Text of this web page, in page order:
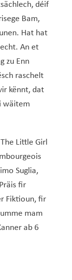
– Antenne
« Quartiers
« Nouveau
déif
Bam,
Hat hat
An et
zu Enn
raschelt
kënnt, dat
wäitem
Little Girl
Suglia,
fir
Fiktioun, fir
mam
ab 6